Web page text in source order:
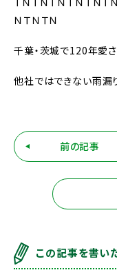
ＮＴＮＴＮ
千葉・茨城で120年愛
他社ではできない雨漏
前の記事
この記事を書い